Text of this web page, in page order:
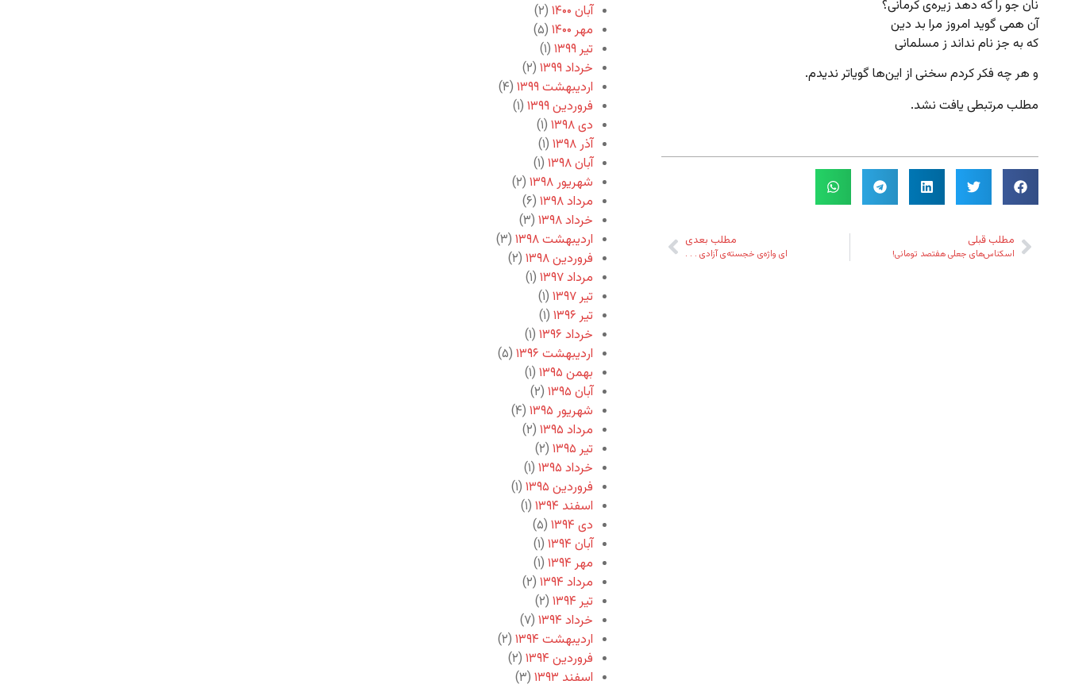
نان جو را که دهد زیره‌ی کرمانی؟
آن همی گوید امروز مرا بد دین
که به جز نام نداند ز مسلمانی
و هر چه فکر کردم سخنی از این‌ها گویاتر ندیدم.
مطلب مرتبطی یافت نشد.
مطلب قبلی
اسکناس‌های جعلی هفتصد تومانی!
مطلب بعدی
ای واژه‌ی خجسته‌ی آزادی . . .
آبان ۱۴۰۰
(۲)
مهر ۱۴۰۰
(۵)
تیر ۱۳۹۹
(۱)
خرداد ۱۳۹۹
(۲)
اردیبهشت ۱۳۹۹
(۴)
فروردین ۱۳۹۹
(۱)
دی ۱۳۹۸
(۱)
آذر ۱۳۹۸
(۱)
آبان ۱۳۹۸
(۱)
شهریور ۱۳۹۸
(۲)
مرداد ۱۳۹۸
(۶)
خرداد ۱۳۹۸
(۳)
اردیبهشت ۱۳۹۸
(۳)
فروردین ۱۳۹۸
(۲)
مرداد ۱۳۹۷
(۱)
تیر ۱۳۹۷
(۱)
تیر ۱۳۹۶
(۱)
خرداد ۱۳۹۶
(۱)
اردیبهشت ۱۳۹۶
(۵)
بهمن ۱۳۹۵
(۱)
آبان ۱۳۹۵
(۲)
شهریور ۱۳۹۵
(۴)
مرداد ۱۳۹۵
(۲)
تیر ۱۳۹۵
(۲)
خرداد ۱۳۹۵
(۱)
فروردین ۱۳۹۵
(۱)
اسفند ۱۳۹۴
(۱)
دی ۱۳۹۴
(۵)
آبان ۱۳۹۴
(۱)
مهر ۱۳۹۴
(۱)
مرداد ۱۳۹۴
(۲)
تیر ۱۳۹۴
(۲)
خرداد ۱۳۹۴
(۷)
اردیبهشت ۱۳۹۴
(۲)
فروردین ۱۳۹۴
(۲)
اسفند ۱۳۹۳
(۳)